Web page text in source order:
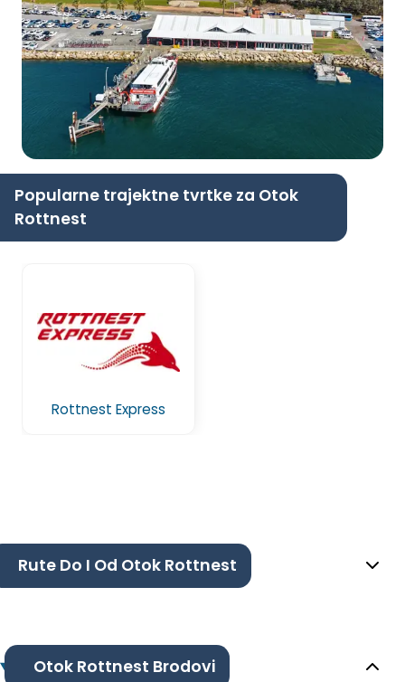
Popularne trajektne tvrtke za Otok
Rottnest
Rottnest Express
Rute Do I Od Otok Rottnest
Otok Rottnest Brodovi